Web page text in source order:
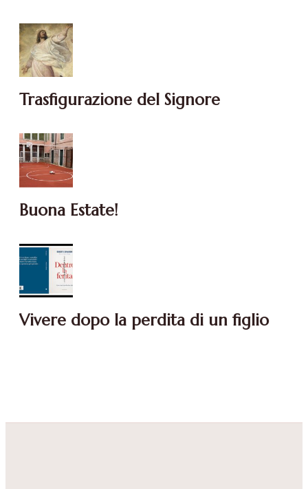
Trasfigurazione del Signore
Buona Estate!
Vivere dopo la perdita di un figlio